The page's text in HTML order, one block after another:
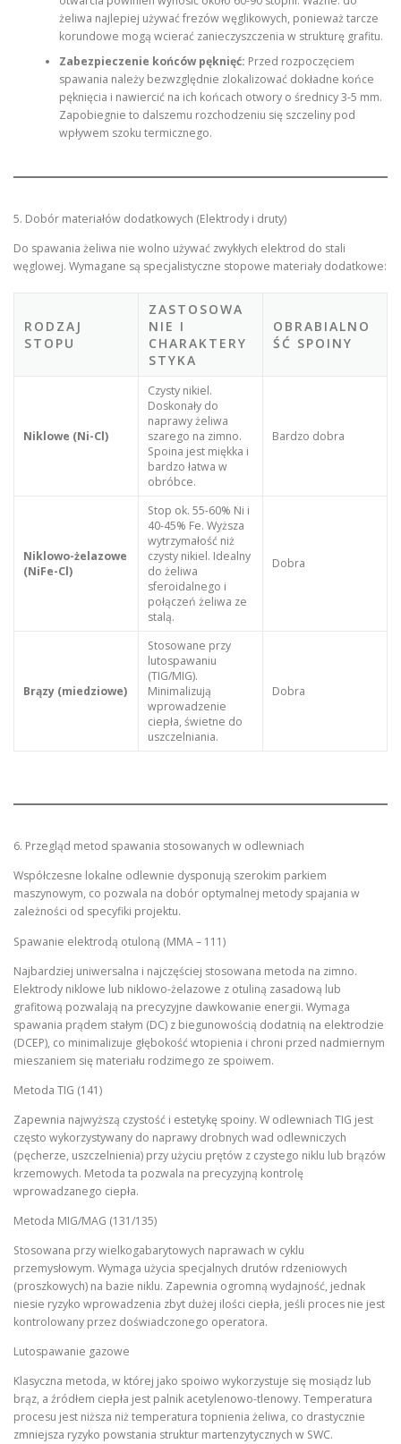
żeliwa najlepiej używać frezów węglikowych, ponieważ tarcze
korundowe mogą wcierać zanieczyszczenia w strukturę grafitu.
Zabezpieczenie końców pęknięć: Przed rozpoczęciem
spawania należy bezwzględnie zlokalizować dokładne końce
pęknięcia i nawiercić na ich końcach otwory o średnicy 3-5 mm.
Zapobiegnie to dalszemu rozchodzeniu się szczeliny pod
wpływem szoku termicznego.
5. Dobór materiałów dodatkowych (Elektrody i druty)
Do spawania żeliwa nie wolno używać zwykłych elektrod do stali
węglowej. Wymagane są specjalistyczne stopowe materiały dodatkowe:
RODZAJ
STOPU
ZASTOSOWA
NIE I
CHARAKTERY
STYKA
OBRABIALNO
ŚĆ SPOINY
Niklowe (Ni-Cl)
Czysty nikiel.
Doskonały do
naprawy żeliwa
szarego na zimno.
Spoina jest miękka i
bardzo łatwa w
obróbce.
Bardzo dobra
Niklowo-żelazowe
(NiFe-Cl)
Stop ok. 55-60% Ni i
40-45% Fe. Wyższa
wytrzymałość niż
czysty nikiel. Idealny
do żeliwa
sferoidalnego i
połączeń żeliwa ze
stalą.
Dobra
Brązy (miedziowe)
Stosowane przy
lutospawaniu
(TIG/MIG).
Minimalizują
wprowadzenie
ciepła, świetne do
uszczelniania.
Dobra
6. Przegląd metod spawania stosowanych w odlewniach
Współczesne lokalne odlewnie dysponują szerokim parkiem
maszynowym, co pozwala na dobór optymalnej metody spajania w
zależności od specyfiki projektu.
Spawanie elektrodą otuloną (MMA – 111)
Najbardziej uniwersalna i najczęściej stosowana metoda na zimno.
Elektrody niklowe lub niklowo-żelazowe z otuliną zasadową lub
grafitową pozwalają na precyzyjne dawkowanie energii. Wymaga
spawania prądem stałym (DC) z biegunowością dodatnią na elektrodzie
(DCEP), co minimalizuje głębokość wtopienia i chroni przed nadmiernym
mieszaniem się materiału rodzimego ze spoiwem.
Metoda TIG (141)
Zapewnia najwyższą czystość i estetykę spoiny. W odlewniach TIG jest
często wykorzystywany do naprawy drobnych wad odlewniczych
(pęcherze, uszczelnienia) przy użyciu prętów z czystego niklu lub brązów
krzemowych. Metoda ta pozwala na precyzyjną kontrolę
wprowadzanego ciepła.
Metoda MIG/MAG (131/135)
Stosowana przy wielkogabarytowych naprawach w cyklu
przemysłowym. Wymaga użycia specjalnych drutów rdzeniowych
(proszkowych) na bazie niklu. Zapewnia ogromną wydajność, jednak
niesie ryzyko wprowadzenia zbyt dużej ilości ciepła, jeśli proces nie jest
kontrolowany przez doświadczonego operatora.
Lutospawanie gazowe
Klasyczna metoda, w której jako spoiwo wykorzystuje się mosiądz lub
brąz, a źródłem ciepła jest palnik acetylenowo-tlenowy. Temperatura
procesu jest niższa niż temperatura topnienia żeliwa, co drastycznie
zmniejsza ryzyko powstania struktur martenzytycznych w SWC.